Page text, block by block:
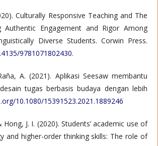
Culturally Responsive Teaching and The
Authentic Engagement and Rigor Among
Diverse Students. Corwin Press.
9781071802430.
A. (2021). Aplikasi Seesaw membantu
tugas berbasis budaya dengan lebih
10.1080/15391523.2021.1889246
Hong, J. I. (2020). Students’ academic use of
and higher-order thinking skills: The role of